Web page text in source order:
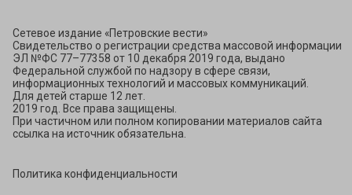
Сетевое издание «Петровские вести»
Свидетельство о регистрации средства массовой информации
ЭЛ №ФС 77–77358 от 10 декабря 2019 года, выдано
Федеральной службой по надзору в сфере связи,
информационных технологий и массовых коммуникаций.
Для детей старше 12 лет.
2019 год. Все права защищены.
При частичном или полном копировании материалов сайта
ссылка на источник обязательна.
Политика конфиденциальности